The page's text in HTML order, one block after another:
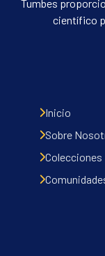
Communities &
All of DSpace
Tumbes
científico
Inicio
Sobre
Colecciones